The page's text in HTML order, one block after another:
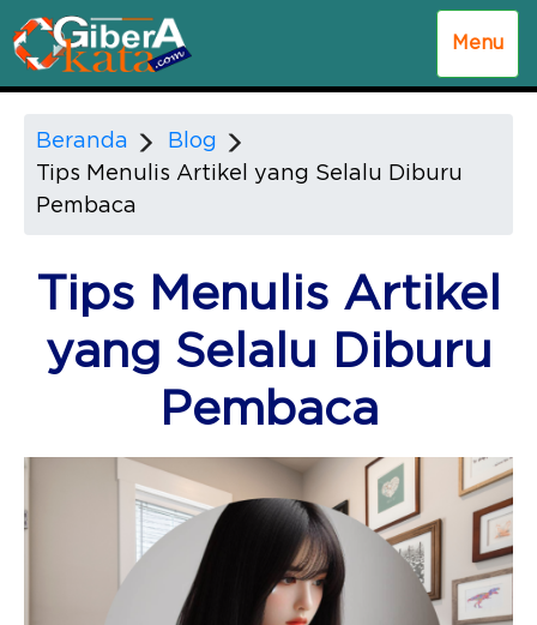
Menu
Beranda
Blog
Tips Menulis Artikel yang Selalu Diburu
Pembaca
Tips Menulis Artikel
yang Selalu Diburu
Pembaca